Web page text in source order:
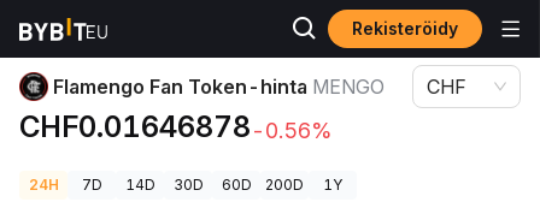
Rekisteröidy
Kryptohinnat Flamengo Fan Token-hinta MENGO
Flamengo Fan Token-hinta MENGO
CHF0.01646878-0.56%
CHF
24H 7D 14D 30D 60D 200D 1Y